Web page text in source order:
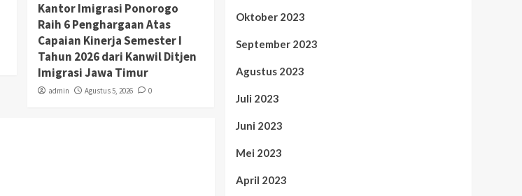
Kantor Imigrasi Ponorogo
Raih 6 Penghargaan Atas
Capaian Kinerja Semester I
Tahun 2026 dari Kanwil Ditjen
Imigrasi Jawa Timur
admin Agustus 5, 2026 0
Oktober 2023
September 2023
Agustus 2023
Juli 2023
Juni 2023
Mei 2023
April 2023